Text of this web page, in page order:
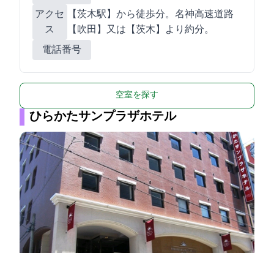
アクセ
ス
【JR茨木駅】から徒歩1分。名神高速道路
【吹田IC】又は【茨木IC】より約5分。
電話番号
空室を探す
ひらかたサンプラザホテル